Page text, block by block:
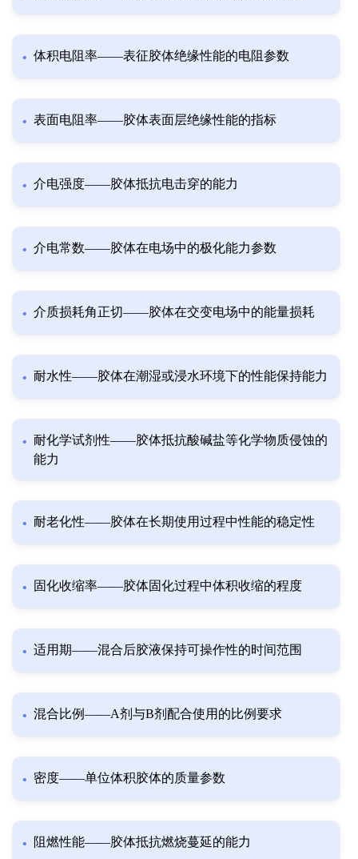
体积电阻率——表征胶体绝缘性能的电阻参数
表面电阻率——胶体表面层绝缘性能的指标
介电强度——胶体抵抗电击穿的能力
介电常数——胶体在电场中的极化能力参数
介质损耗角正切——胶体在交变电场中的能量损耗
耐水性——胶体在潮湿或浸水环境下的性能保持能力
耐化学试剂性——胶体抵抗酸碱盐等化学物质侵蚀的
能力
耐老化性——胶体在长期使用过程中性能的稳定性
固化收缩率——胶体固化过程中体积收缩的程度
适用期——混合后胶液保持可操作性的时间范围
混合比例——A剂与B剂配合使用的比例要求
密度——单位体积胶体的质量参数
阻燃性能——胶体抵抗燃烧蔓延的能力